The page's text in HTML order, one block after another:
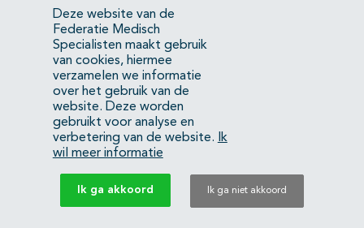
Communicatie over seksuele problemen
Aangezien veranderingen of problemen op het gebied van
seksualiteit en intimitieit na de behandeling vaak
voorkomen, wordt het bespreken van dit onderwerp vóór
de behandeling door de werkgroep gezien als een
standaard onderdeel van de geïnformeerde
besluitvorming.
zorgverleners bespreken dit onderwerp niet altijd
systematisch (Jun, 2011; Taylor, 2011). Het bieden van zorg
Deze website van de
Federatie Medisch
Specialisten maakt gebruik
van cookies, hiermee
verzamelen we informatie
over het gebruik van de
website. Deze worden
gebruikt voor analyse en
verbetering van de website.
Ik
wil meer informatie
Ik ga akkoord Ik ga niet akkoord